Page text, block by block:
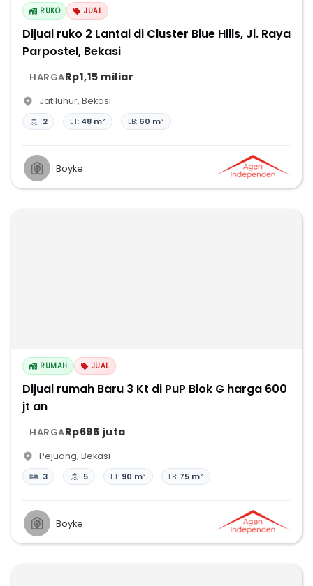
RUKO JUAL
Dijual ruko 2 Lantai di Cluster Blue Hills, Jl. Raya
Parpostel, Bekasi
HARGARp1,15 miliar
Jatiluhur, Bekasi
2 LT: 48 m² LB: 60 m²
Boyke
RUMAH JUAL
Dijual rumah Baru 3 Kt di PuP Blok G harga 600
jt an
HARGARp695 juta
Pejuang, Bekasi
3 5 LT: 90 m² LB: 75 m²
Boyke